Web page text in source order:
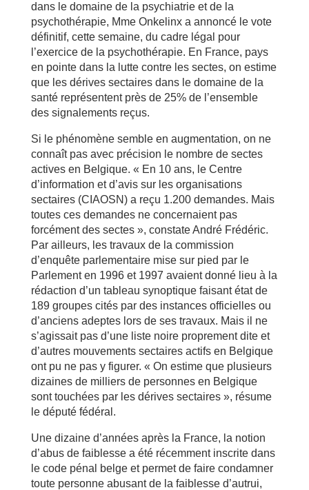
dans le domaine de la psychiatrie et de la
psychothérapie, Mme Onkelinx a annoncé le vote
définitif, cette semaine, du cadre légal pour
l’exercice de la psychothérapie. En France, pays
en pointe dans la lutte contre les sectes, on estime
que les dérives sectaires dans le domaine de la
santé représentent près de 25% de l’ensemble
des signalements reçus.
Si le phénomène semble en augmentation, on ne
connaît pas avec précision le nombre de sectes
actives en Belgique. « En 10 ans, le Centre
d’information et d’avis sur les organisations
sectaires (CIAOSN) a reçu 1.200 demandes. Mais
toutes ces demandes ne concernaient pas
forcément des sectes », constate André Frédéric.
Par ailleurs, les travaux de la commission
d’enquête parlementaire mise sur pied par le
Parlement en 1996 et 1997 avaient donné lieu à la
rédaction d’un tableau synoptique faisant état de
189 groupes cités par des instances officielles ou
d’anciens adeptes lors de ses travaux. Mais il ne
s’agissait pas d’une liste noire proprement dite et
d’autres mouvements sectaires actifs en Belgique
ont pu ne pas y figurer. « On estime que plusieurs
dizaines de milliers de personnes en Belgique
sont touchées par les dérives sectaires », résume
le député fédéral.
Une dizaine d’années après la France, la notion
d’abus de faiblesse a été récemment inscrite dans
le code pénal belge et permet de faire condamner
toute personne abusant de la faiblesse d’autrui,